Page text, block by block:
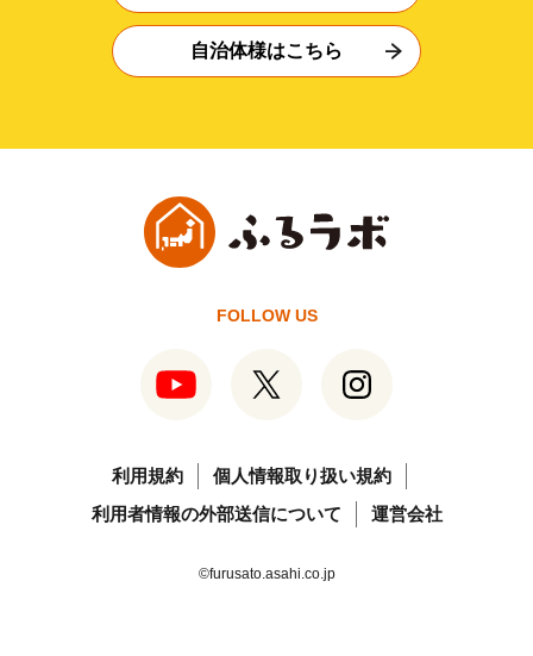
自治体様はこちら
FOLLOW US
利用規約
個人情報取り扱い規約
利用者情報の外部送信について
運営会社
©furusato.asahi.co.jp